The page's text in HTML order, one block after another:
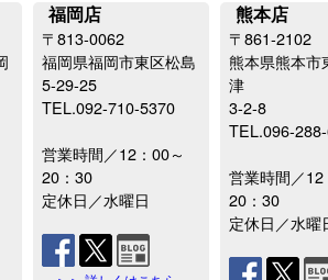
福岡店
〒813-0062
福岡県福岡市東区松島
5-29-25
TEL.092-710-5370
営業時間／12：00～
20：30
定休日／水曜日
熊本店
〒861-2102
熊本県熊本市
津
3-2-8
TEL.096-
営業時間／12
20：30
定休日／水曜